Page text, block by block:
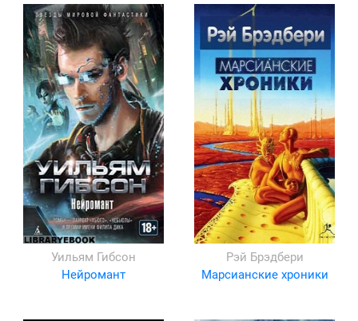
Уильям Гибсон
Нейромант
Рэй Брэдбери
Марсианские хроники